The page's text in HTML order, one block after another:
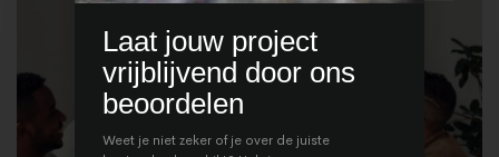
Laat jouw project
vrijblijvend door ons
beoordelen
Weet je niet zeker of je over de juiste